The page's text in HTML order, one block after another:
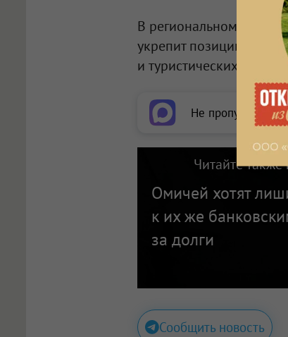
В региональном
укрепит позиции
и туристических
Не пропускайте
Читайте
Омичей хотят
к их же
за долги
Сообщить новость